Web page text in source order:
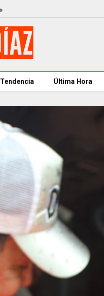
Tendencia Última Hora